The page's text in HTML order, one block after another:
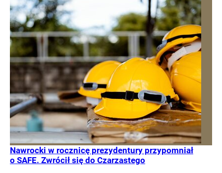
Nawrocki w rocznicę prezydentury przypomniał
o SAFE. Zwrócił się do Czarzastego